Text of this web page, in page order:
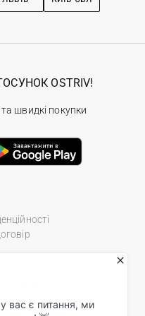
Rights Reserved.
OSTRIV!
швидкі покупки